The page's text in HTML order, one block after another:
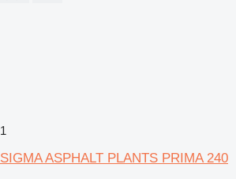
1
SIGMA ASPHALT PLANTS PRIMA 240